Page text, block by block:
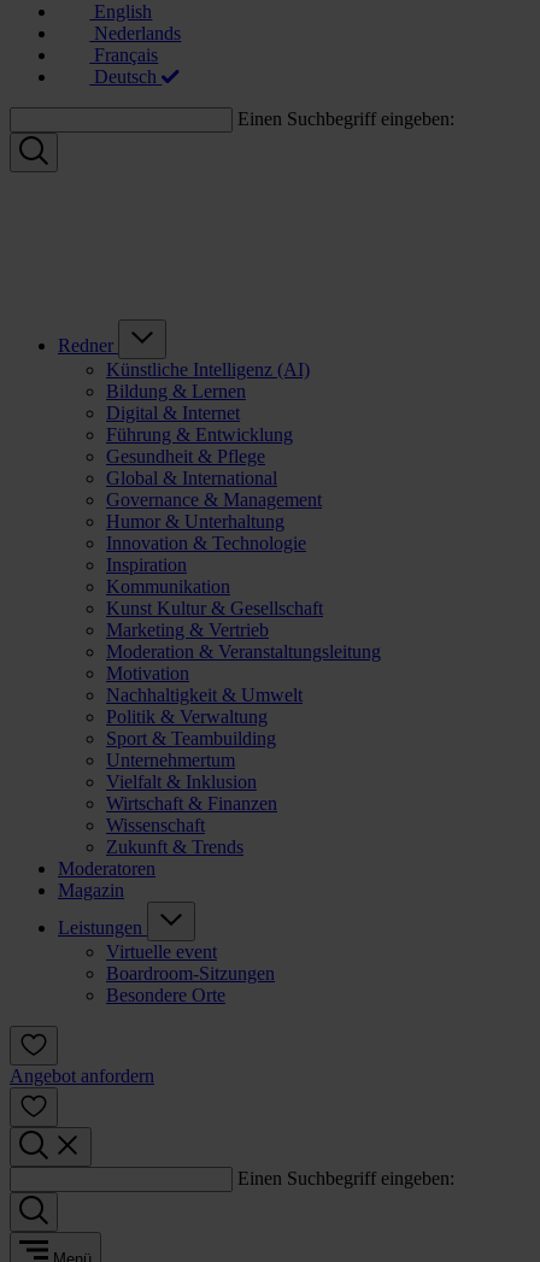
English
Nederlands
Français
Deutsch
Einen Suchbegriff eingeben:
Redner
Künstliche Intelligenz (AI)
Bildung & Lernen
Digital & Internet
Führung & Entwicklung
Gesundheit & Pflege
Global & International
Governance & Management
Humor & Unterhaltung
Innovation & Technologie
Inspiration
Kommunikation
Kunst Kultur & Gesellschaft
Marketing & Vertrieb
Moderation & Veranstaltungsleitung
Motivation
Nachhaltigkeit & Umwelt
Politik & Verwaltung
Sport & Teambuilding
Unternehmertum
Vielfalt & Inklusion
Wirtschaft & Finanzen
Wissenschaft
Zukunft & Trends
Moderatoren
Magazin
Leistungen
Virtuelle event
Boardroom-Sitzungen
Besondere Orte
Angebot anfordern
Einen Suchbegriff eingeben: